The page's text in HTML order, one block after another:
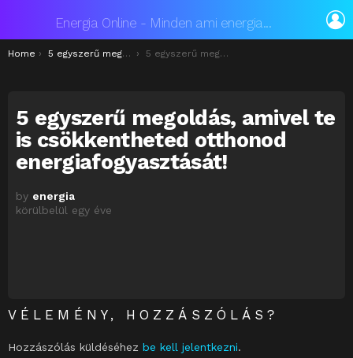
Energia Online - Minden ami energia...
You are here:
Home 5 egyszerű megoldás, amivel te is csökkentheted otthonod energiafogyasztását 5 egyszerű megoldás, amivel te is csökkentheted otthonod energiafogyasztását!
5 egyszerű megoldás, amivel te
is csökkentheted otthonod
energiafogyasztását!
by energia
körülbelül egy éve
VÉLEMÉNY, HOZZÁSZÓLÁS?
Hozzászólás küldéséhez be kell jelentkezni.